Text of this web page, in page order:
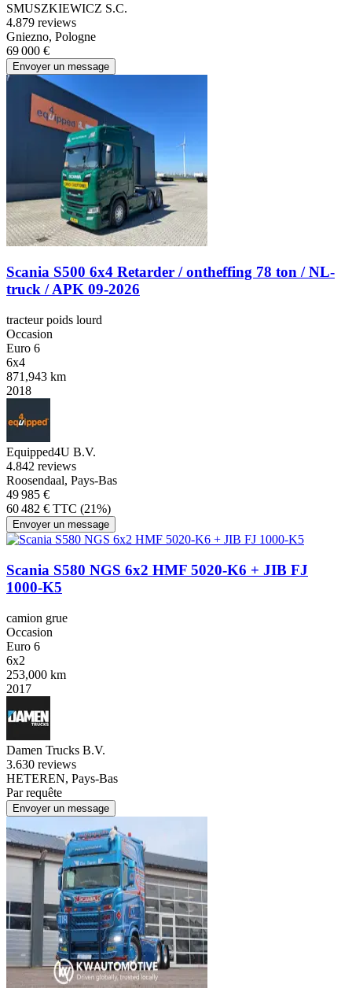
SMUSZKIEWICZ S.C.
4.879 reviews
Gniezno, Pologne
69 000 €
Envoyer un message
Scania S500 6x4 Retarder / ontheffing 78 ton / NL-
truck / APK 09-2026
tracteur poids lourd
Occasion
Euro 6
6x4
871,943 km
2018
Equipped4U B.V.
4.842 reviews
Roosendaal, Pays-Bas
49 985 €
60 482 € TTC (21%)
Envoyer un message
Scania S580 NGS 6x2 HMF 5020-K6 + JIB FJ
1000-K5
camion grue
Occasion
Euro 6
6x2
253,000 km
2017
Damen Trucks B.V.
3.630 reviews
HETEREN, Pays-Bas
Par requête
Envoyer un message